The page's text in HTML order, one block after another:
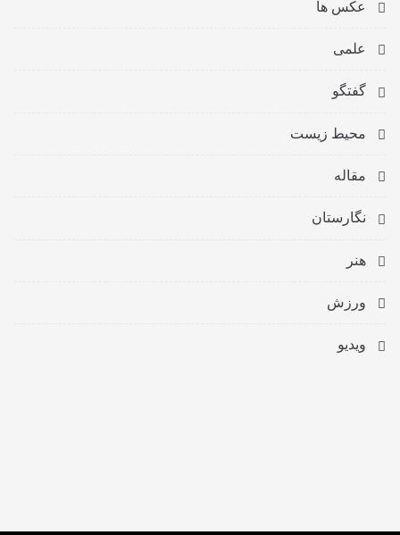
عکس ها
علمی
گفتگو
محیط زیست
مقاله
نگارستان
هنر
ورزش
ویدیو